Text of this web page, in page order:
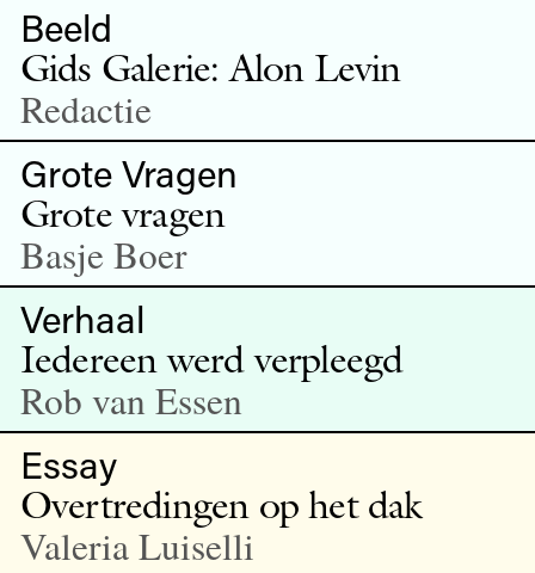
Beeld
Gids Galerie: Alon Levin
Redactie
Grote Vragen
Grote vragen
Basje Boer
Verhaal
Iedereen werd verpleegd
Rob van Essen
Essay
Overtredingen op het dak
Valeria Luiselli